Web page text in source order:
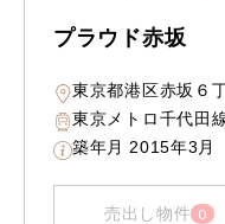
プラウド赤坂
東京都港区赤坂６
東京メトロ千代田
築年月 2015年3月
売出し物件 0